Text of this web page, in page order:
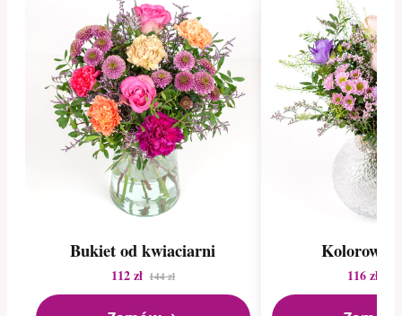
Bukiet od kwiaciarni
112 zł 144 zł
Kolorowy
116 zł